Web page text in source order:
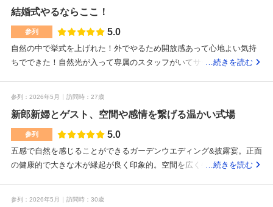
結婚式やるならここ！
参列 5.0
自然の中で挙式を上げれた！外でやるため開放感あって心地よい気持
ちでできた！自然光が入って専属のスタッフがいてサービス充実して
がスルッと食べれて最後の料理にはベストオブベストでした！最高！
海が見えて地元が近くであったため見慣れた景色とは違った一面を見
ることができました！笑顔が溢れていてみんな気が利いていて最高で
した！ドリンクがなくなったらすぐに伺ってくれて嬉しかったです。
き！
…続きを読む
参列 2026年5月 訪問時 27歳
新郎新婦とゲスト、空間や感情を繋げる温かい式場
参列 5.0
五感で自然を感じることができるガーデンウエディング&披露宴。正面
の健康的で大きな木が縁起が良く印象的。空間を広く生かした解放感
…続きを読む
参列 2026年5月 訪問時 30歳